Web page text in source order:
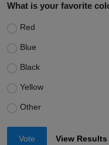
What is your favorite
Red
Blue
Black
Yellow
Other
Vote View Results